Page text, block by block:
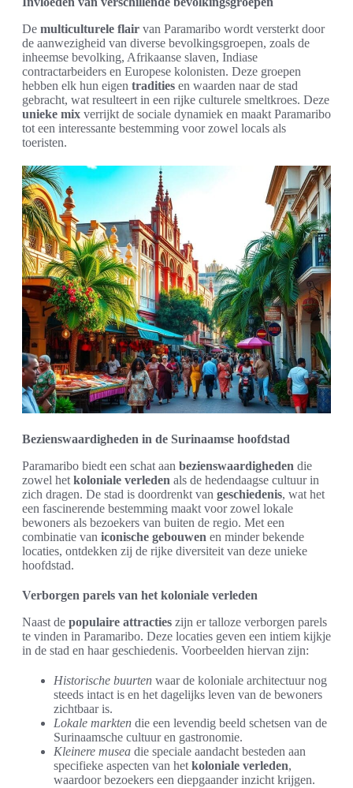
De multiculturele flair van Paramaribo wordt versterkt door
de aanwezigheid van diverse bevolkingsgroepen, zoals de
inheemse bevolking, Afrikaanse slaven, Indiase
contractarbeiders en Europese kolonisten. Deze groepen
hebben elk hun eigen tradities en waarden naar de stad
gebracht, wat resulteert in een rijke culturele smeltkroes. Deze
unieke mix verrijkt de sociale dynamiek en maakt Paramaribo
tot een interessante bestemming voor zowel locals als
toeristen.
Bezienswaardigheden in de Surinaamse hoofdstad
Paramaribo biedt een schat aan bezienswaardigheden die
zowel het koloniale verleden als de hedendaagse cultuur in
zich dragen. De stad is doordrenkt van geschiedenis, wat het
een fascinerende bestemming maakt voor zowel lokale
bewoners als bezoekers van buiten de regio. Met een
combinatie van iconische gebouwen en minder bekende
locaties, ontdekken zij de rijke diversiteit van deze unieke
hoofdstad.
Verborgen parels van het koloniale verleden
Naast de populaire attracties zijn er talloze verborgen parels
te vinden in Paramaribo. Deze locaties geven een intiem kijkje
in de stad en haar geschiedenis. Voorbeelden hiervan zijn:
Historische buurten waar de koloniale architectuur nog
steeds intact is en het dagelijks leven van de bewoners
zichtbaar is.
Lokale markten die een levendig beeld schetsen van de
Surinaamsche cultuur en gastronomie.
Kleinere musea die speciale aandacht besteden aan
specifieke aspecten van het koloniale verleden,
waardoor bezoekers een diepgaander inzicht krijgen.